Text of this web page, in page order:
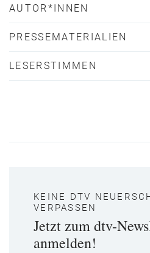
AUTOR*INNEN
PRESSEMATERIALIEN
LESERSTIMMEN
KEINE DTV
VERPASSEN
Jetzt zum dtv-
anmelden!